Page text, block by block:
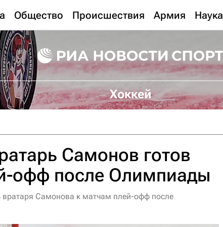
Общество Происшествия Армия Наука
Хоккей
Самонов готов
офф после Олимпиады
вратаря Самонова к матчам плей-офф после